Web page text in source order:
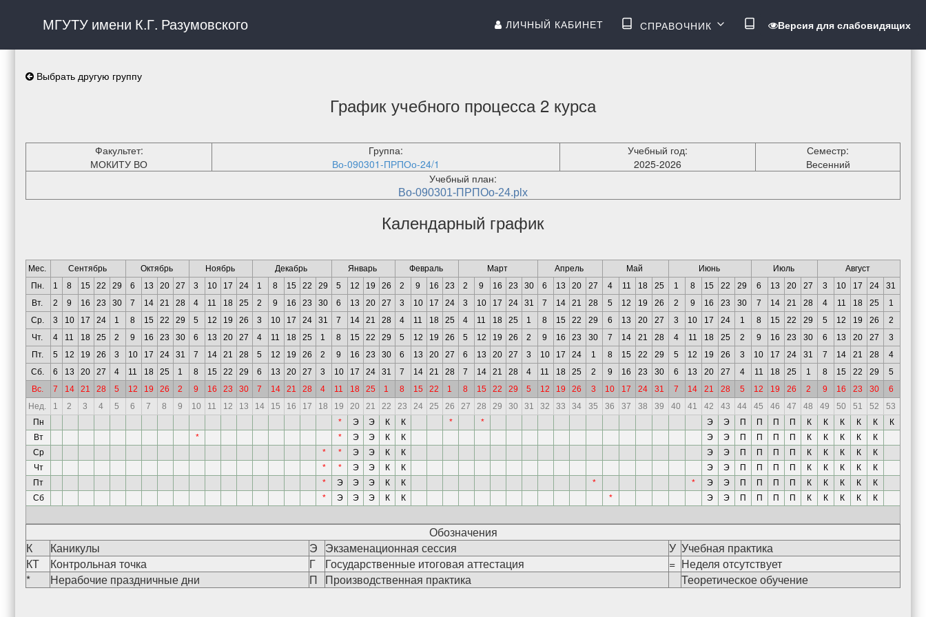
МГУТУ имени К.Г. Разумовского ЛИЧНЫЙ КАБИНЕТ СПРАВОЧНИК МЕНЮ ВОЙТИ
Версия для слабовидящих
Выбрать другую группу
График учебного процесса 2 курса
Факультет:
МОКИТУ ВО
Группа:
Во-090301-ПРПОо-24/1
Учебный год:
2025-2026
Семестр:
Весенний
Учебный план:
Во-090301-ПРПОо-24.plx
Календарный график
Мес. Сентябрь Октябрь Ноябрь Декабрь Январь Февраль Март Апрель Май Июнь Июль
Август
Пн.
1 8 15 22 29 6 13 20 27 3 10 17 24 1 8 15 22 29 5 12 19 26 2 9 16 23 2 9 16 23 30 6 13 20 27 4 11 18 25 1 8 15 22 29 6 13 20 27 3 10 17 24
31
Вт.
2 9 16 23 30 7 14 21 28 4 11 18 25 2 9 16 23 30 6 13 20 27 3 10 17 24 3 10 17 24 31 7 14 21 28 5 12 19 26 2 9 16 23 30 7 14 21 28 4 11 18 25
1
Ср.
3 10 17 24 1 8 15 22 29 5 12 19 26 3 10 17 24 31 7 14 21 28 4 11 18 25 4 11 18 25 1 8 15 22 29 6 13 20 27 3 10 17 24 1 8 15 22 29 5 12 19 26
2
Чт.
4 11 18 25 2 9 16 23 30 6 13 20 27 4 11 18 25 1 8 15 22 29 5 12 19 26 5 12 19 26 2 9 16 23 30 7 14 21 28 4 11 18 25 2 9 16 23 30 6 13 20 27
3
Пт.
5 12 19 26 3 10 17 24 31 7 14 21 28 5 12 19 26 2 9 16 23 30 6 13 20 27 6 13 20 27 3 10 17 24 1 8 15 22 29 5 12 19 26 3 10 17 24 31 7 14 21 28
4
Сб.
6 13 20 27 4 11 18 25 1 8 15 22 29 6 13 20 27 3 10 17 24 31 7 14 21 28 7 14 21 28 4 11 18 25 2 9 16 23 30 6 13 20 27 4 11 18 25 1 8 15 22 29
5
Вс.
7 14 21 28 5 12 19 26 2 9 16 23 30 7 14 21 28 4 11 18 25 1 8 15 22 1 8 15 22 29 5 12 19 26 3 10 17 24 31 7 14 21 28 5 12 19 26 2 9 16 23 30
6
Нед.
1 2 3 4 5 6 7 8 9 10 11 12 13 14 15 16 17 18 19 20 21 22 23 24 25 26 27 28 29 30 31 32 33 34 35 36 37 38 39 40 41 42 43 44 45 46 47 48 49 50 51 52
53
Пн
* Э Э К К * * Э Э П П П П К К К К К
К
Вт
* * Э Э К К Э Э П П П П К К К К
К
Ср
* * Э Э К К Э Э П П П П К К К К
К
Чт
* * Э Э К К Э Э П П П П К К К К
К
Пт
* Э Э Э К К * * Э Э П П П П К К К К
К
Сб
* Э Э Э К К * Э Э П П П П К К К К К
Обозначения
К
Каникулы Э Экзаменационная сессия У Учебная практика
КТ
Контрольная точка Г Государственные итоговая аттестация = Неделя отсутствует
*
Нерабочие праздничные дни П Производственная практика Теоретическое обучение